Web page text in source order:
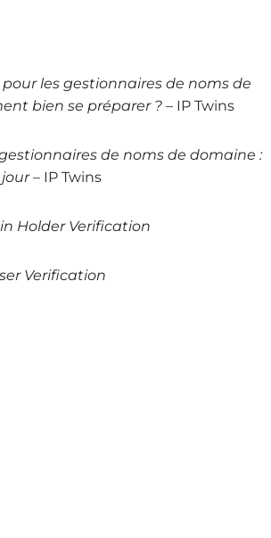
pour les gestionnaires de noms de
bien se préparer ? – IP Twins
de noms de domaine :
– IP Twins
Holder Verification
Verification